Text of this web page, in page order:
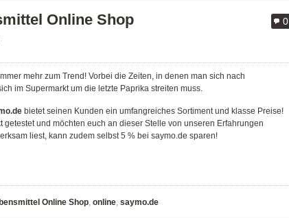
0
Online Shop
mehr zum Trend! Vorbei die Zeiten, in denen man sich nach
im Supermarkt um die letzte Paprika streiten muss.
bietet seinen Kunden ein umfangreiches Sortiment und klasse Preise!
und möchten euch an dieser Stelle von unseren Erfahrungen
liest, kann zudem selbst 5 % bei saymo.de sparen!
Online Shop, online, saymo.de